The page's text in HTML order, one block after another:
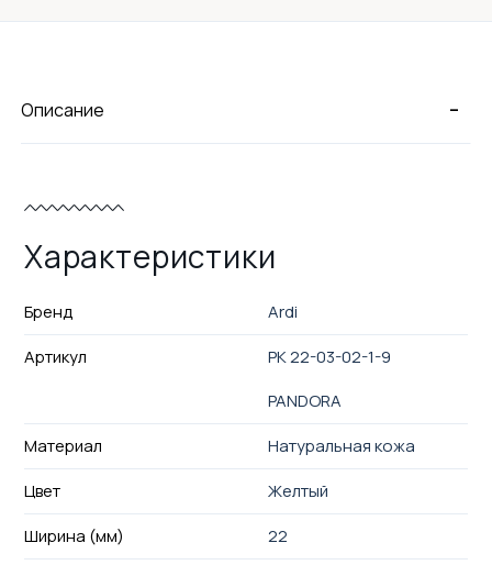
-
Описание
Характеристики
Бренд
Ardi
Артикул
РК 22-03-02-1-9
PANDORA
Материал
Натуральная кожа
Цвет
Желтый
Ширина (мм)
22